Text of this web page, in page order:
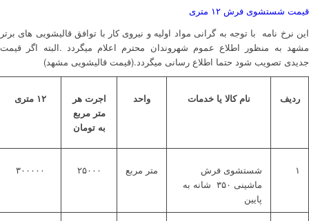
قیمت شستشوی فرش ۱۲ متری
این نرخ نامه با توجه به گرانی مواد اولیه و نیروی کار با توافق قالیشویی های برتر
مشهد به منظور اطلاع عموم شهروندان محترم اعلام میگردد .البته اگر قیمت
جدیدی تصویب شود حتما اطلاع رسانی میگردد.(قیمت قالیشویی مشهد)
ردیف نام کالا یا خدمات واحد
اجرت هر
متر مربع
به تومان
۱۲ متری
۱
شستشوی فرش
ماشینی ۳۵۰ شانه به
پایین
متر مربع ۲۵۰۰۰ ۳۰۰۰۰۰